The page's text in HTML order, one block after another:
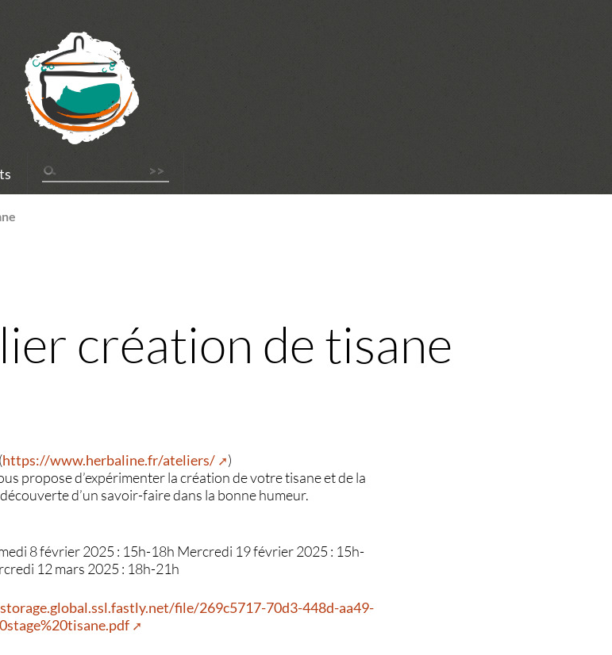
création de tisane
https://www.herbaline.fr/ateliers/
)
propose d’expérimenter la création de votre tisane et de la
d’un savoir-faire dans la bonne humeur.
8 février 2025 : 15h-18h Mercredi 19 février 2025 : 15h-
12 mars 2025 : 18h-21h
file/269c5717-70d3-448d-aa49-